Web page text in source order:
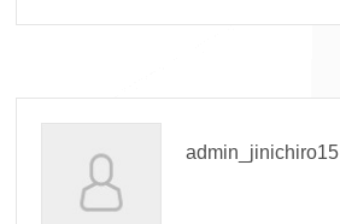
admin_jinichiro15